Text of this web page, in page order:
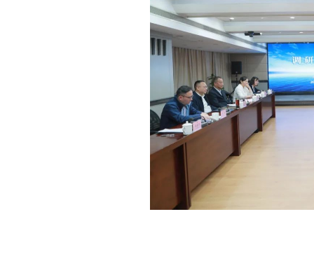
陪同调研并主持调研座